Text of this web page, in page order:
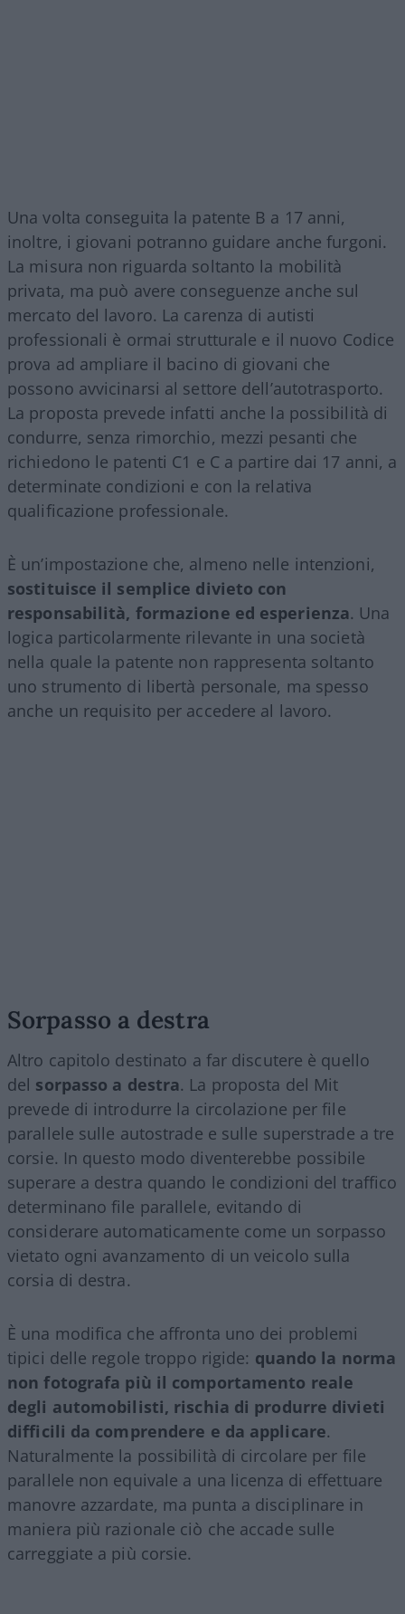
Una volta conseguita la patente B a 17 anni,
inoltre, i giovani potranno guidare anche furgoni.
La misura non riguarda soltanto la mobilità
privata, ma può avere conseguenze anche sul
mercato del lavoro. La carenza di autisti
professionali è ormai strutturale e il nuovo Codice
prova ad ampliare il bacino di giovani che
possono avvicinarsi al settore dell’autotrasporto.
La proposta prevede infatti anche la possibilità di
condurre, senza rimorchio, mezzi pesanti che
richiedono le patenti C1 e C a partire dai 17 anni, a
determinate condizioni e con la relativa
qualificazione professionale.
È un’impostazione che, almeno nelle intenzioni,
sostituisce il semplice divieto con
responsabilità, formazione ed esperienza. Una
logica particolarmente rilevante in una società
nella quale la patente non rappresenta soltanto
uno strumento di libertà personale, ma spesso
anche un requisito per accedere al lavoro.
Sorpasso a destra
Altro capitolo destinato a far discutere è quello
del sorpasso a destra. La proposta del Mit
prevede di introdurre la circolazione per file
parallele sulle autostrade e sulle superstrade a tre
corsie. In questo modo diventerebbe possibile
superare a destra quando le condizioni del traffico
determinano file parallele, evitando di
considerare automaticamente come un sorpasso
vietato ogni avanzamento di un veicolo sulla
corsia di destra.
È una modifica che affronta uno dei problemi
tipici delle regole troppo rigide: quando la norma
non fotografa più il comportamento reale
degli automobilisti, rischia di produrre divieti
difficili da comprendere e da applicare.
Naturalmente la possibilità di circolare per file
parallele non equivale a una licenza di effettuare
manovre azzardate, ma punta a disciplinare in
maniera più razionale ciò che accade sulle
carreggiate a più corsie.